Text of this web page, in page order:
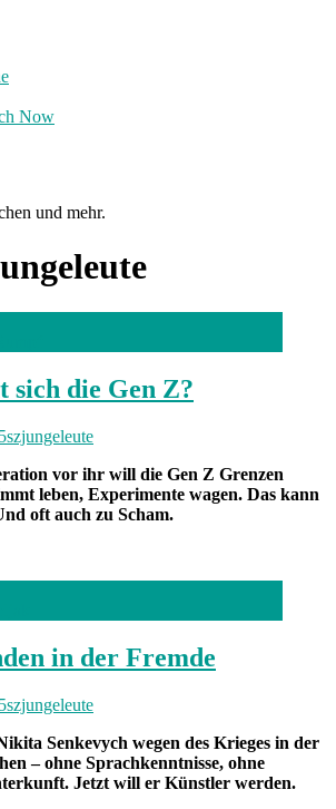
Now
und mehr.
sich die Gen Z?
szjungeleute
vor ihr will die Gen Z Grenzen
leben, Experimente wagen. Das kann
oft auch zu Scham.
in der Fremde
szjungeleute
Senkevych wegen des Krieges in der
– ohne Sprachkenntnisse, ohne
Jetzt will er Künstler werden.